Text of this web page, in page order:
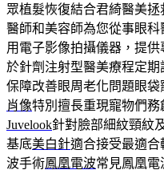
眾植髮恢復結合君綺醫美拯
醫師和美容師為您從事眼
用電子影像拍攝儀器，提
於針劑注射型醫美療程定
保障改善眼周老化問題眼
肖像特別擅長重現寵物們
Juvelook針對臉部細紋頸紋
基底美白針適合接受最適
波手術鳳凰電波常見鳳凰